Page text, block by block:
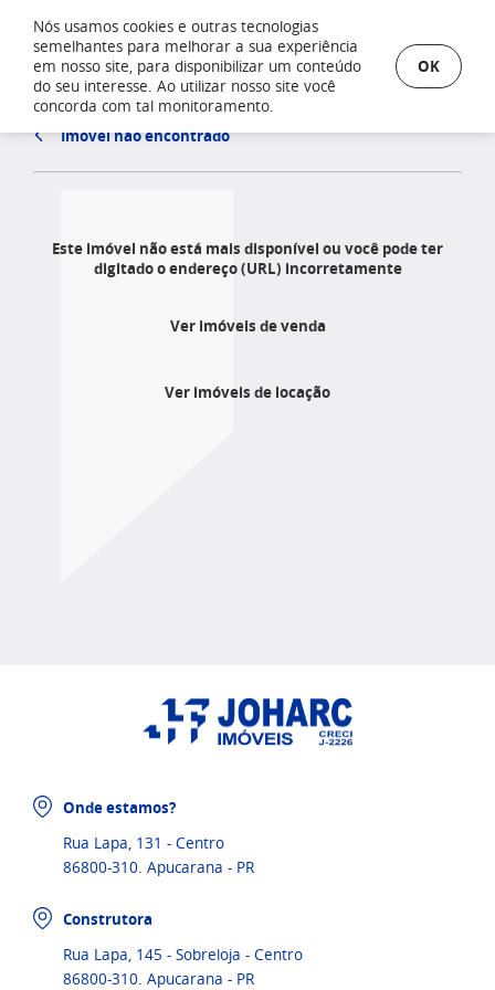
Imóvel não encontrado
Este imóvel não está mais disponível ou você pode ter
digitado o endereço (URL) incorretamente
Ver imóveis de venda
Ver imóveis de locação
Onde estamos?
Rua Lapa, 131 - Centro
86800-310. Apucarana - PR
Construtora
Rua Lapa, 145 - Sobreloja - Centro
86800-310. Apucarana - PR
Nós usamos cookies e outras tecnologias
semelhantes para melhorar a sua experiência
em nosso site, para disponibilizar um conteúdo
do seu interesse. Ao utilizar nosso site você
concorda com tal monitoramento.
OK